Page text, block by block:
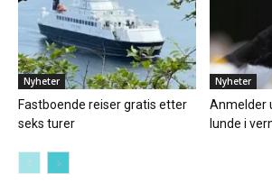
Nyheter
Fastboende reiser gratis etter
seks turer
Nyheter
Anmelder
lunde i